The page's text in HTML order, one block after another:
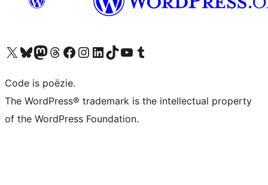
Bezoek ons X (voorheen Twitter) account
Bezoek ons Bluesky account
Bezoek ons Mastodon account
Bezoek ons Threads account
Onze Facebook pagina bezoeken
Bezoek ons Instagram account
Bezoek ons LinkedIn account
Bezoek ons TikTok account
Bezoek ons YouTube kanaalBezoek ons Tumblr account
Code is poëzie.
The WordPress® trademark is the intellectual property
of the WordPress Foundation.